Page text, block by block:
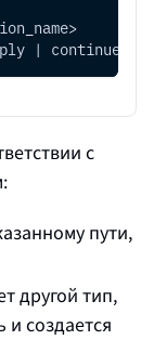
| continue
с
пути,
другой тип,
создается